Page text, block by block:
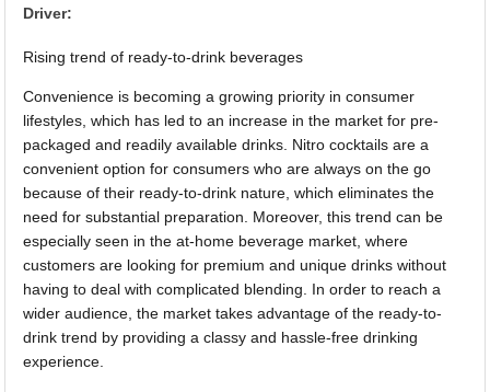
Driver:
Rising trend of ready-to-drink beverages
Convenience is becoming a growing priority in consumer
lifestyles, which has led to an increase in the market for pre-
packaged and readily available drinks. Nitro cocktails are a
convenient option for consumers who are always on the go
because of their ready-to-drink nature, which eliminates the
need for substantial preparation. Moreover, this trend can be
especially seen in the at-home beverage market, where
customers are looking for premium and unique drinks without
having to deal with complicated blending. In order to reach a
wider audience, the market takes advantage of the ready-to-
drink trend by providing a classy and hassle-free drinking
experience.